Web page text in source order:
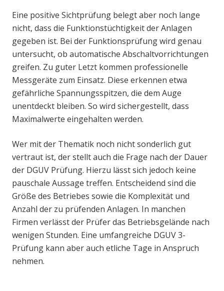
Eine positive Sichtprüfung belegt aber noch lange
nicht, dass die Funktionstüchtigkeit der Anlagen
gegeben ist. Bei der Funktionsprüfung wird genau
untersucht, ob automatische Abschaltvorrichtungen
greifen. Zu guter Letzt kommen professionelle
Messgeräte zum Einsatz. Diese erkennen etwa
gefährliche Spannungsspitzen, die dem Auge
unentdeckt bleiben. So wird sichergestellt, dass
Maximalwerte eingehalten werden.
Wer mit der Thematik noch nicht sonderlich gut
vertraut ist, der stellt auch die Frage nach der Dauer
der DGUV Prüfung. Hierzu lässt sich jedoch keine
pauschale Aussage treffen. Entscheidend sind die
Größe des Betriebes sowie die Komplexität und
Anzahl der zu prüfenden Anlagen. In manchen
Firmen verlässt der Prüfer das Betriebsgelände nach
wenigen Stunden. Eine umfangreiche DGUV 3-
Prüfung kann aber auch etliche Tage in Anspruch
nehmen.